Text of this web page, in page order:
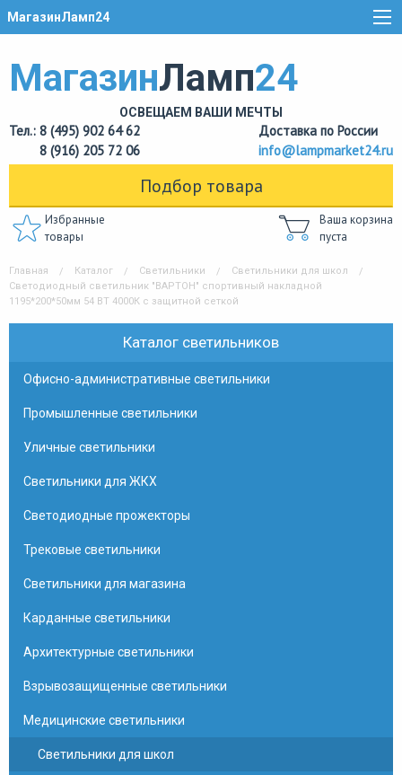
МагазинЛамп24
МагазинЛамп24
ОСВЕЩАЕМ ВАШИ МЕЧТЫ
Тел.: 8 (495) 902 64 62
8 (916) 205 72 06
Доставка по России
info@lampmarket24.ru
Подбор товара
Избранные
товары
Ваша корзина
пуста
Главная Каталог Светильники
Светильники для школ
Светодиодный светильник "ВАРТОН" спортивный накладной
1195*200*50мм 54 ВТ 4000К с защитной сеткой
Каталог светильников
Офисно-административные светильники
Промышленные светильники
Уличные светильники
Светильники для ЖКХ
Светодиодные прожекторы
Трековые светильники
Светильники для магазина
Карданные светильники
Архитектурные светильники
Взрывозащищенные светильники
Медицинские светильники
Светильники для школ